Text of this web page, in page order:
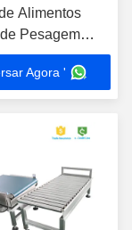
Alimentos
Pesagem
Pesados e
Pesador de
Larga Distância
Agora '